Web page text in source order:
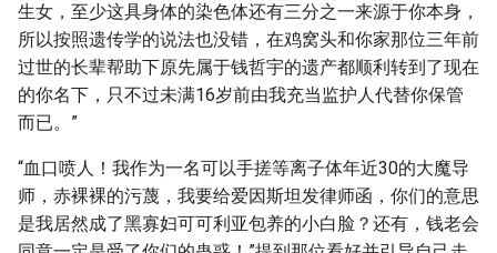
生女，至少这具身体的染色体还有三分之一来源于你本身，
所以按照遗传学的说法也没错，在鸡窝头和你家那位三年前
过世的长辈帮助下原先属于钱哲宇的遗产都顺利转到了现在
的你名下，只不过未满16岁前由我充当监护人代替你保管
而已。”
“血口喷人！我作为一名可以手搓等离子体年近30的大魔导
师，赤裸裸的污蔑，我要给爱因斯坦发律师函，你们的意思
是我居然成了黑寡妇可可利亚包养的小白脸？还有，钱老会